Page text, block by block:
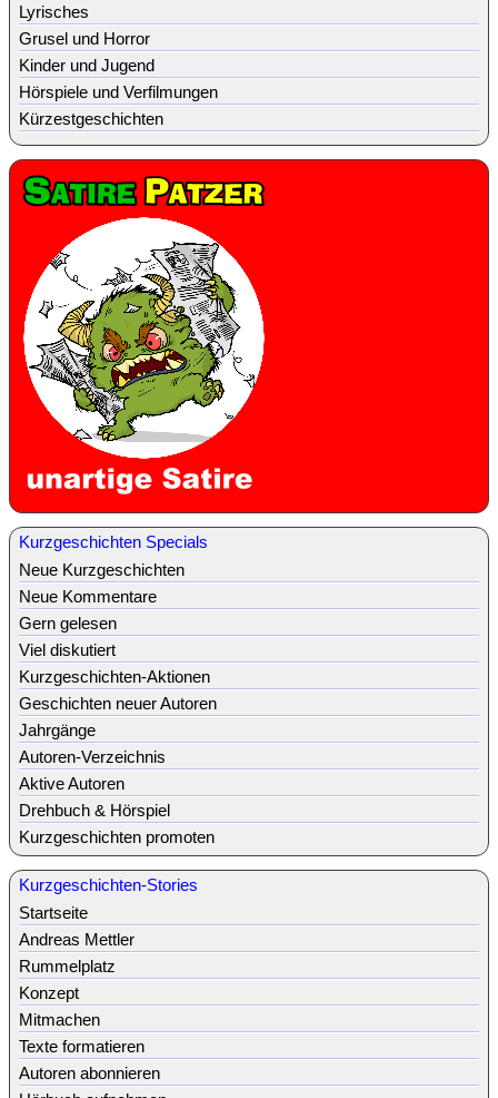
Lyrisches
Grusel und Horror
Kinder und Jugend
Hörspiele und Verfilmungen
Kürzestgeschichten
Kurzgeschichten Specials
Neue Kurzgeschichten
Neue Kommentare
Gern gelesen
Viel diskutiert
Kurzgeschichten-Aktionen
Geschichten neuer Autoren
Jahrgänge
Autoren-Verzeichnis
Aktive Autoren
Drehbuch & Hörspiel
Kurzgeschichten promoten
Kurzgeschichten-Stories
Startseite
Andreas Mettler
Rummelplatz
Konzept
Mitmachen
Texte formatieren
Autoren abonnieren